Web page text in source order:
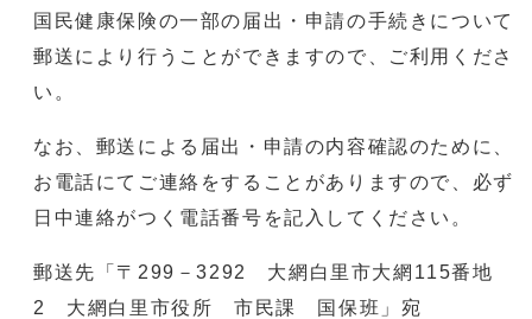
国民健康保険の一部の届出・申請の手続きについて
郵送により行うことができますので、ご利用くださ
い。
なお、郵送による届出・申請の内容確認のために、
お電話にてご連絡をすることがありますので、必ず
日中連絡がつく電話番号を記入してください。
郵送先「〒299－3292 大網白里市大網115番地
2 大網白里市役所 市民課 国保班」宛